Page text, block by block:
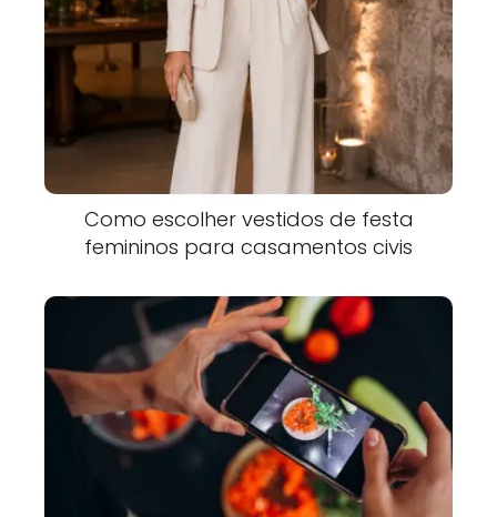
Como escolher vestidos de festa
femininos para casamentos civis